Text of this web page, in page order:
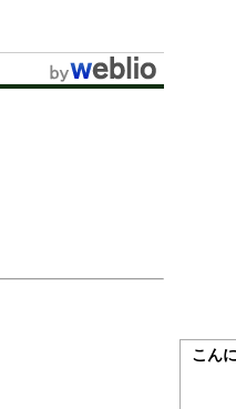
こん